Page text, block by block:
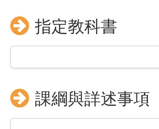
指定教科書
課綱與詳述事項